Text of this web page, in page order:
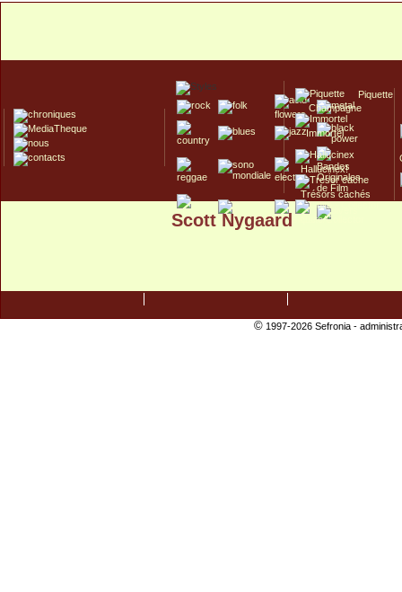
Piquette
Champagne
Immortel
Hallucinex!
Trésors cachés
Culte/Collector
Scott Nygaard
©1997-2026 Sefronia -